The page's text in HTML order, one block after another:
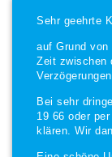
Sehr geehrte
auf Grund von
Zeit zwischen
Bei sehr
19 66 oder
klären. Wir